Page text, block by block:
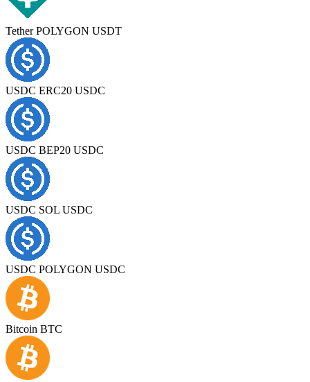
Tether POLYGON USDT
USDC ERC20 USDC
USDC BEP20 USDC
USDC SOL USDC
USDC POLYGON USDC
Bitcoin BTC